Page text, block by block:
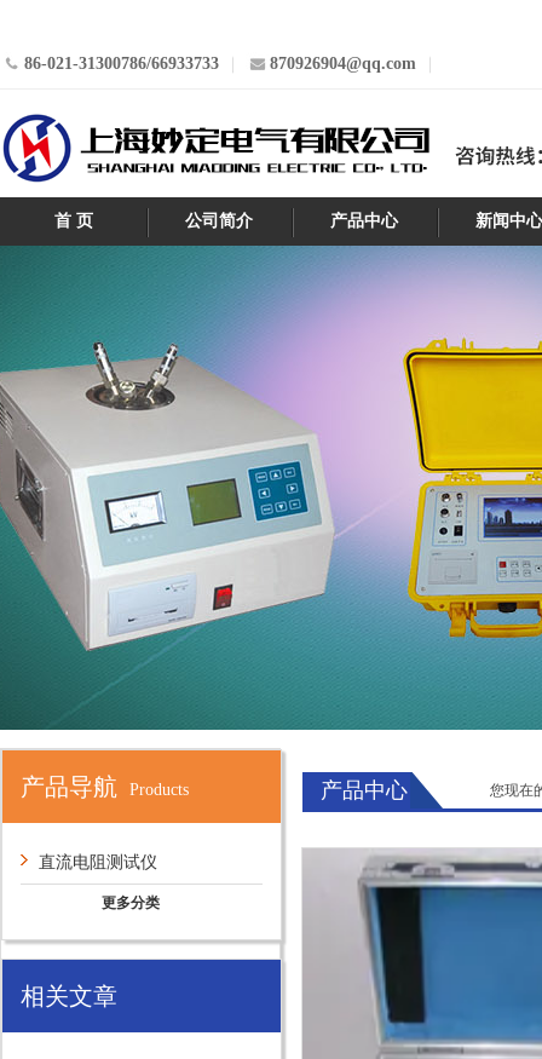
86-021-31300786/66933733 870926904@qq.com
首 页 公司简介 产品中心 新闻中
产品导航 Products
直流电阻测试仪
更多分类
相关文章
产品中心 您现在